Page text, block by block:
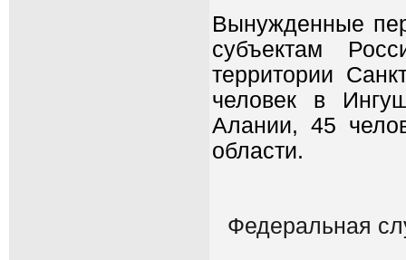
Вынужденные
субъектам
территории
человек в
Алании, 45
области.
Федеральная